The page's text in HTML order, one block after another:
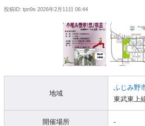
投稿ID: tpn9s 2026年2月11日 06:44
地域
ふじみ野
東武東上
開催場所 -